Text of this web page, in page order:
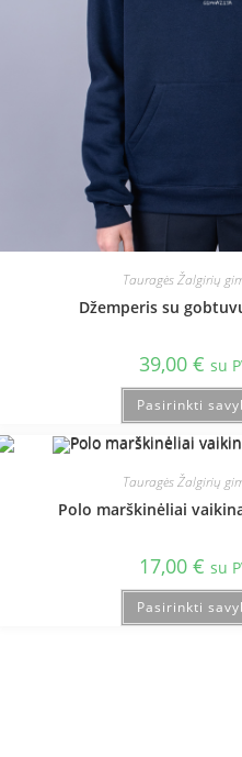
Tauragės Žalgirių
Džemperis su
39,00 € su
Pasirinkti
Tauragės Žalgirių
Polo marškinėliai
17,00 € su
Pasirinkti